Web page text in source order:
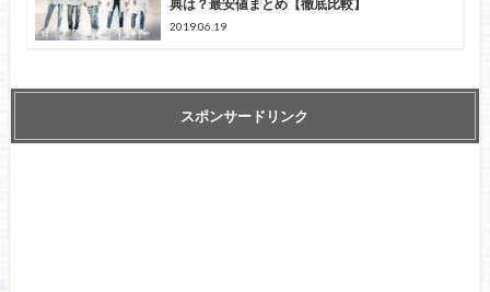
典は？最安値まとめ【徹底比較】
2019.06.19
スポンサードリンク